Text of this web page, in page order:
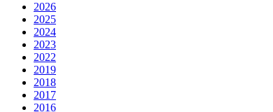
2026
2025
2024
2023
2022
2019
2018
2017
2016